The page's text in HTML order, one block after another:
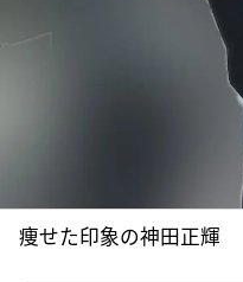
痩せた印象の神田正輝